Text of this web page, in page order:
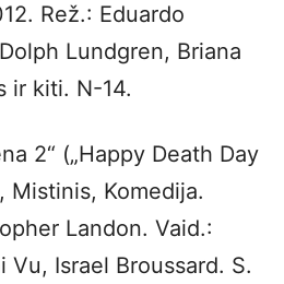
Rež.: Eduardo
Lundgren, Briana
ir kiti. N-14.
2“ („Happy Death Day
Mistinis, Komedija.
Landon. Vaid.:
Vu, Israel Broussard. S.